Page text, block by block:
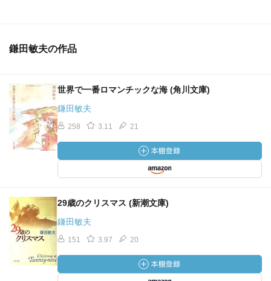
でも、それを乗り越えると第二の結晶作用が起きる。前
鎌田敏夫の作品
世界で一番ロマンチックな海 (角川文庫)
鎌田敏夫
258 3.11 21
29歳のクリスマス (新潮文庫)
鎌田敏夫
151 3.97 20